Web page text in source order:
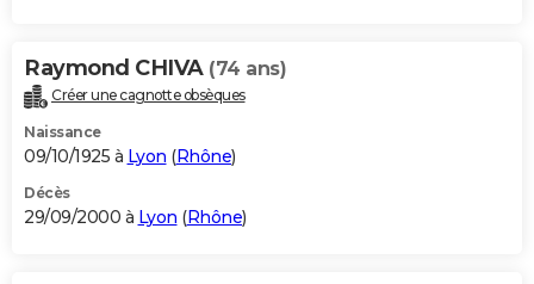
Raymond CHIVA (74 ans)
Créer une cagnotte obsèques
Naissance
09/10/1925 à Lyon (Rhône)
Décès
29/09/2000 à Lyon (Rhône)